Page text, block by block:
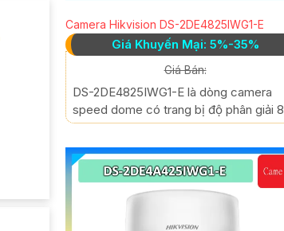
Camera Hikvision DS-2DE4825IWG1-E
Giá Khuyến Mại: 5%-35%
Giá Bán:
DS-2DE4825IWG1-E là dòng camera
speed dome có trang bị độ phân giải 8